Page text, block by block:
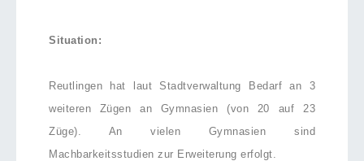
Situation:
Reutlingen hat laut Stadtverwaltung Bedarf an 3
weiteren Zügen an Gymnasien (von 20 auf 23
Züge). An vielen Gymnasien sind
Machbarkeitsstudien zur Erweiterung erfolgt.